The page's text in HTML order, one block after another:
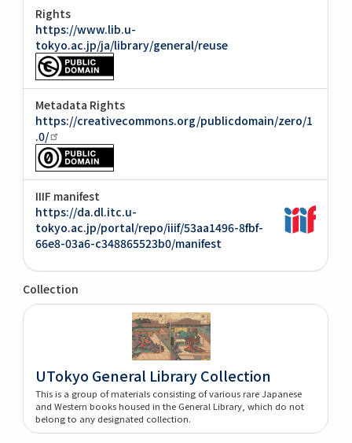
Rights
https://www.lib.u-
tokyo.ac.jp/ja/library/general/reuse
Metadata Rights
https://creativecommons.org/publicdomain/zero/1
.0/
IIIF manifest
https://da.dl.itc.u-
tokyo.ac.jp/portal/repo/iiif/53aa1496-8fbf-
66e8-03a6-c348865523b0/manifest
Collection
UTokyo General Library Collection
This is a group of materials consisting of various rare Japanese
and Western books housed in the General Library, which do not
belong to any designated collection.